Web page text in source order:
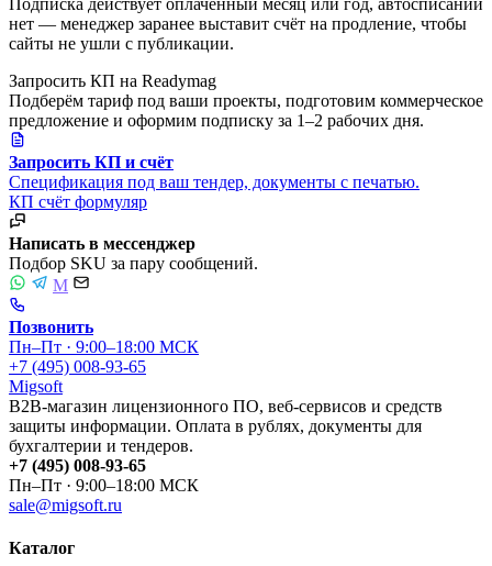
Подписка действует оплаченный месяц или год, автосписаний
нет — менеджер заранее выставит счёт на продление, чтобы
сайты не ушли с публикации.
Запросить КП на Readymag
Подберём тариф под ваши проекты, подготовим коммерческое
предложение и оформим подписку за 1–2 рабочих дня.
Запросить КП и счёт
Спецификация под ваш тендер, документы с печатью.
КП счёт формуляр
Написать в мессенджер
Подбор SKU за пару сообщений.
M
Позвонить
Пн–Пт · 9:00–18:00 МСК
+7 (495) 008-93-65
Migsoft
B2B-магазин лицензионного ПО, веб-сервисов и средств
защиты информации. Оплата в рублях, документы для
бухгалтерии и тендеров.
+7 (495) 008-93-65
Пн–Пт · 9:00–18:00 МСК
sale@migsoft.ru
Каталог